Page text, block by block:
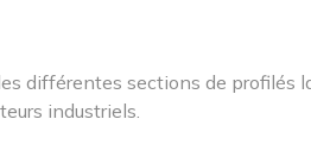
différentes sections de
industriels.